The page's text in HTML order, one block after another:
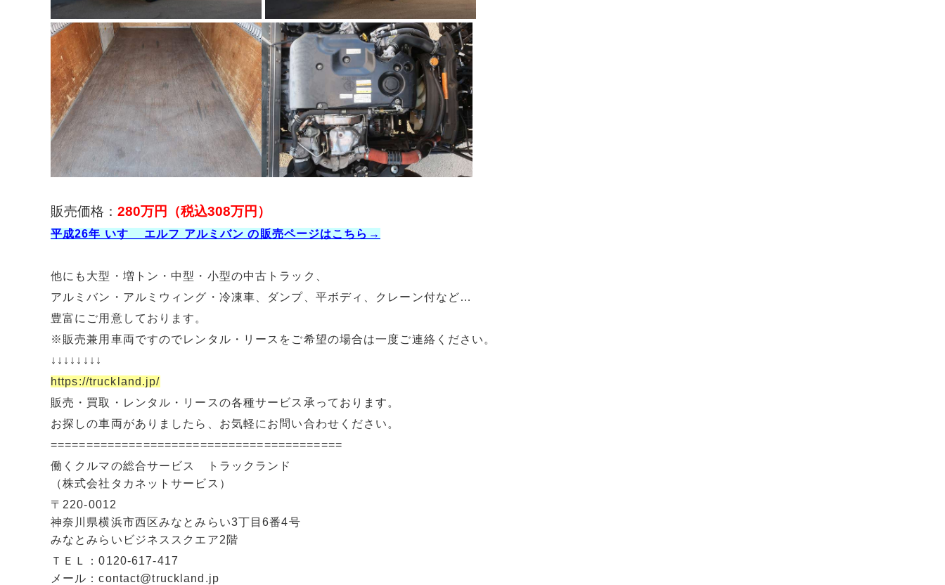
販売価格： 280万円 （税込308万円）
平成26年 いすゞ エルフ アルミバン の販売ページはこちら→
他にも大型・増トン・中型・小型の中古トラック、
アルミバン・アルミウィング・冷凍車、ダンプ、平ボディ、クレーン付など…
豊富にご用意しております。
※販売兼用車両ですのでレンタル・リースをご希望の場合は一度ご連絡ください。
↓↓↓↓↓↓↓↓
https://truckland.jp/
販売・買取・レンタル・リースの各種サービス承っております。
お探しの車両がありましたら、お気軽にお問い合わせください。
=========================================
働くクルマの総合サービス トラックランド
（株式会社タカネットサービス）
〒220-0012
神奈川県横浜市西区みなとみらい3丁目6番4号
みなとみらいビジネススクエア2階
ＴＥＬ：0120-617-417
メール：contact@truckland.jp